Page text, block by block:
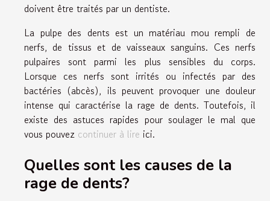
doivent être traités par un dentiste.
La pulpe des dents est un matériau mou rempli de
nerfs, de tissus et de vaisseaux sanguins. Ces nerfs
pulpaires sont parmi les plus sensibles du corps.
Lorsque ces nerfs sont irrités ou infectés par des
bactéries (abcès), ils peuvent provoquer une douleur
intense qui caractérise la rage de dents. Toutefois, il
existe des astuces rapides pour soulager le mal que
vous pouvez continuer à lire ici.
Quelles sont les causes de la
rage de dents?